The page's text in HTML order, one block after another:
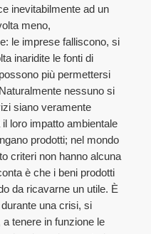
inevitabilmente ad un
meno,
le imprese falliscono, si
inaridite le fonti di
più permettersi
nessuno si
siano veramente
loro impatto ambientale
prodotti; nel mondo
criteri non hanno alcuna
è che i beni prodotti
da ricavarne un utile. È
una crisi, si
tenere in funzione le